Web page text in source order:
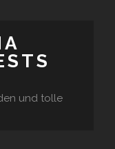
und tolle